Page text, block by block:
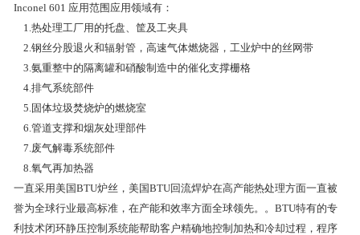
Inconel 601 应用范围应用领域有：
1.热处理工厂用的托盘、筐及工夹具
2.钢丝分股退火和辐射管，高速气体燃烧器，工业炉中的丝网带
3.氨重整中的隔离罐和硝酸制造中的催化支撑栅格
4.排气系统部件
5.固体垃圾焚烧炉的燃烧室
6.管道支撑和烟灰处理部件
7.废气解毒系统部件
8.氧气再加热器
一直采用美国BTU炉丝，美国BTU回流焊炉在高产能热处理方面一直被
誉为全球行业最高标准，在产能和效率方面全球领先。。BTU特有的专
利技术闭环静压控制系统能帮助客户精确地控制加热和冷却过程，程序